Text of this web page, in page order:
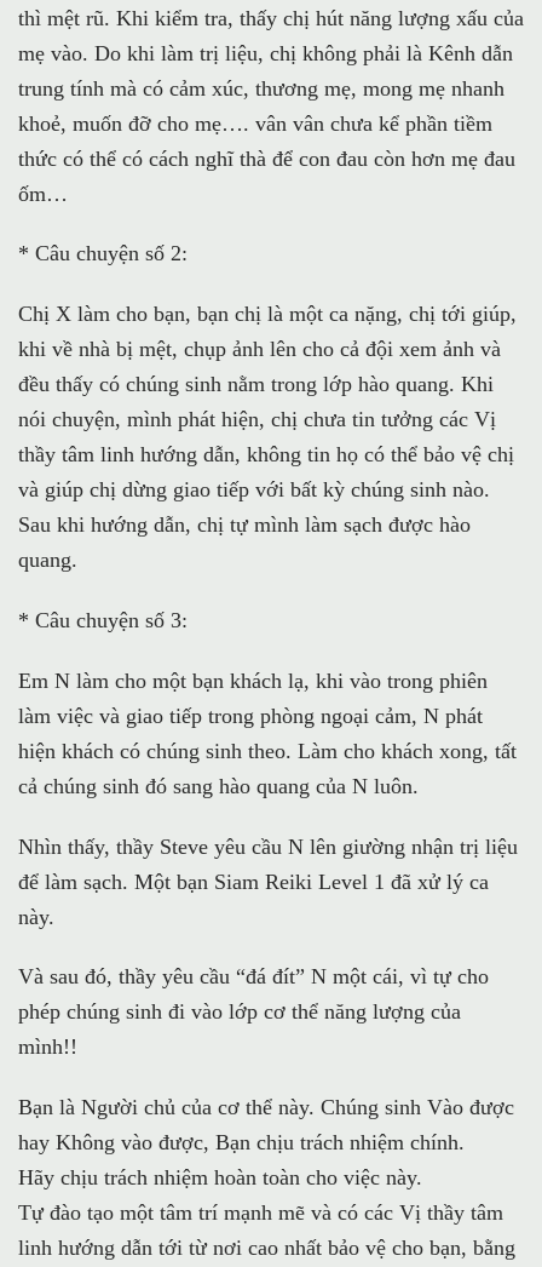
thì mệt rũ. Khi kiểm tra, thấy chị hút năng lượng xấu của
mẹ vào. Do khi làm trị liệu, chị không phải là Kênh dẫn
trung tính mà có cảm xúc, thương mẹ, mong mẹ nhanh
khoẻ, muốn đỡ cho mẹ…. vân vân chưa kể phần tiềm
thức có thể có cách nghĩ thà để con đau còn hơn mẹ đau
ốm…
* Câu chuyện số 2:
Chị X làm cho bạn, bạn chị là một ca nặng, chị tới giúp,
khi về nhà bị mệt, chụp ảnh lên cho cả đội xem ảnh và
đều thấy có chúng sinh nằm trong lớp hào quang. Khi
nói chuyện, mình phát hiện, chị chưa tin tưởng các Vị
thầy tâm linh hướng dẫn, không tin họ có thể bảo vệ chị
và giúp chị dừng giao tiếp với bất kỳ chúng sinh nào.
Sau khi hướng dẫn, chị tự mình làm sạch được hào
quang.
* Câu chuyện số 3:
Em N làm cho một bạn khách lạ, khi vào trong phiên
làm việc và giao tiếp trong phòng ngoại cảm, N phát
hiện khách có chúng sinh theo. Làm cho khách xong, tất
cả chúng sinh đó sang hào quang của N luôn.
Nhìn thấy, thầy Steve yêu cầu N lên giường nhận trị liệu
để làm sạch. Một bạn Siam Reiki Level 1 đã xử lý ca
này.
Và sau đó, thầy yêu cầu “đá đít” N một cái, vì tự cho
phép chúng sinh đi vào lớp cơ thể năng lượng của
mình!!
Bạn là Người chủ của cơ thể này. Chúng sinh Vào được
hay Không vào được, Bạn chịu trách nhiệm chính.
Hãy chịu trách nhiệm hoàn toàn cho việc này.
Tự đào tạo một tâm trí mạnh mẽ và có các Vị thầy tâm
linh hướng dẫn tới từ nơi cao nhất bảo vệ cho bạn, bằng